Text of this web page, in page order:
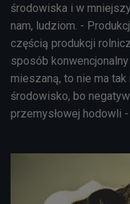
środowiska i w
nam, ludziom. -
częścią produkcji
sposób
mieszaną, to nie ma tak
środowisko, bo
przemysłowej hodowli